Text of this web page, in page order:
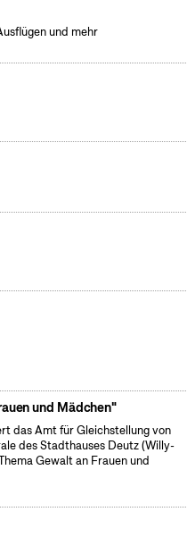
und mehr
und Mädchen"
das Amt für Gleichstellung von
des Stadthauses Deutz (Willy-
Gewalt an Frauen und